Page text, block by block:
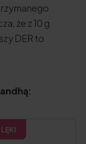
że z 10 g
DER to